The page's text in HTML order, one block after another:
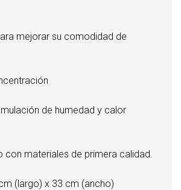
mejorar su comodidad de
de humedad y calor
con materiales de primera calidad.
(largo) x 33 cm (ancho)